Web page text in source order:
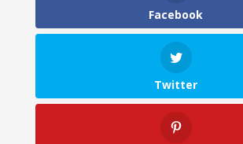
Facebook
Twitter